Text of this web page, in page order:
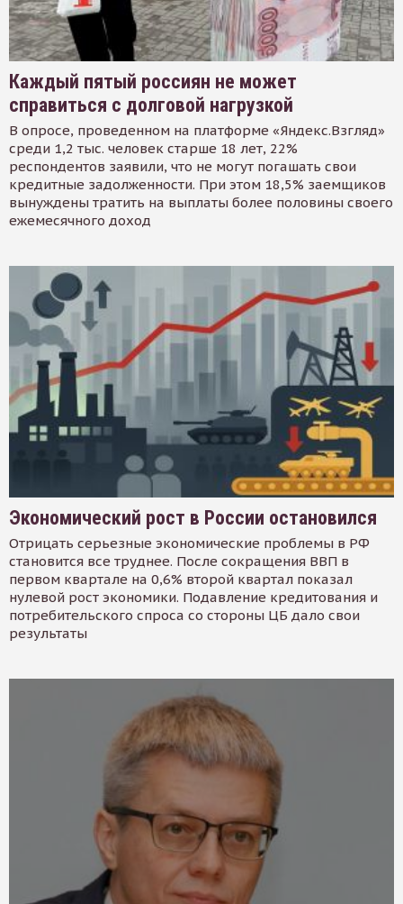
Каждый пятый россиян не может
справиться с долговой нагрузкой
В опросе, проведенном на платформе «Яндекс.Взгляд»
среди 1,2 тыс. человек старше 18 лет, 22%
респондентов заявили, что не могут погашать свои
кредитные задолженности. При этом 18,5% заемщиков
вынуждены тратить на выплаты более половины своего
ежемесячного доход
Экономический рост в России остановился
Отрицать серьезные экономические проблемы в РФ
становится все труднее. После сокращения ВВП в
первом квартале на 0,6% второй квартал показал
нулевой рост экономики. Подавление кредитования и
потребительского спроса со стороны ЦБ дало свои
результаты